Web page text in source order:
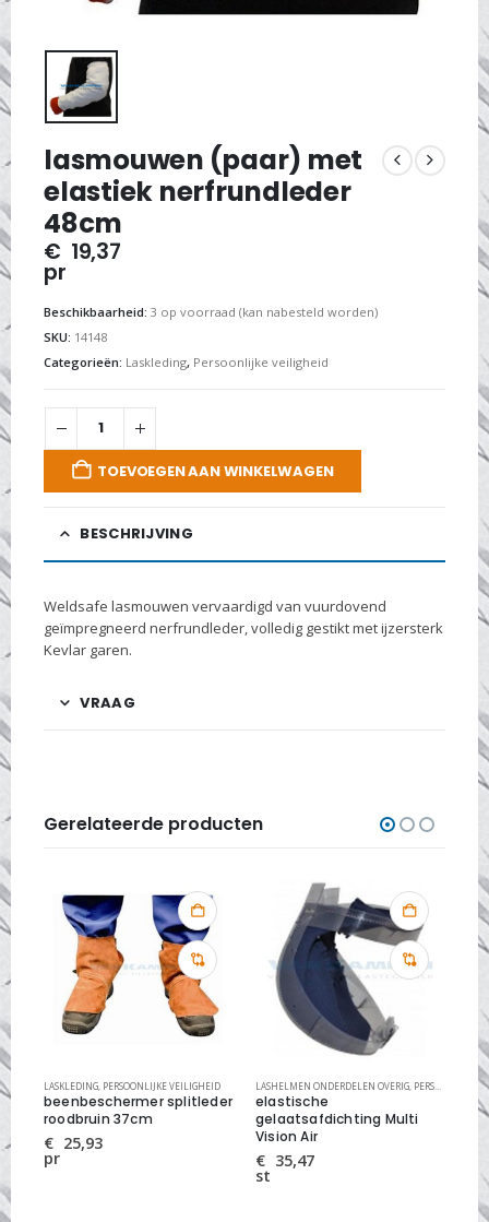
lasmouwen (paar) met
elastiek nerfrundleder
48cm
€ 19,37
pr
Beschikbaarheid: 3 op voorraad (kan nabesteld worden)
SKU: 14148
Categorieën: Laskleding, Persoonlijke veiligheid
TOEVOEGEN AAN WINKELWAGEN
BESCHRIJVING
Weldsafe lasmouwen vervaardigd van vuurdovend
geïmpregneerd nerfrundleder, volledig gestikt met ijzersterk
Kevlar garen.
VRAAG
Gerelateerde producten
LASKLEDING PERSOONLIJKE VEILIGHEID
beenbeschermer splitleder
roodbruin 37cm
€ 25,93
pr
LASHELMEN ONDERDELEN OVERIG PERSOONLIJKE VEILIGHEID
elastische
gelaatsafdichting Multi
Vision Air
€ 35,47
st